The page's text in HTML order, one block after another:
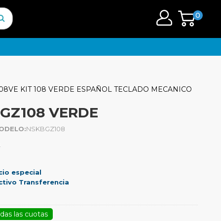
0
KIT 108 VERDE ESPAÑOL TECLADO MECANICO
VERDE
NSKBGZ108
especial
Transferencia
las cuotas